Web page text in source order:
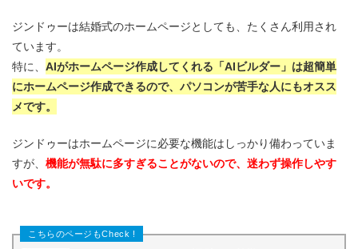
ジンドゥーは結婚式のホームページとしても、たくさん利用され
ています。
特に、 AIがホームページ作成してくれる「AIビルダー」は超簡単
にホームページ作成できるので、パソコンが苦手な人にもオスス
メです。
ジンドゥーはホームページに必要な機能はしっかり備わっていま
すが、 機能が無駄に多すぎることがないので、迷わず操作しやす
いです。